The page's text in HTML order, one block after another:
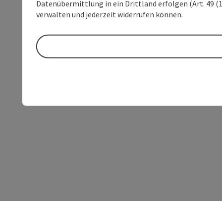
Datenübermittlung in ein Drittland erfolgen (Art. 49
verwalten und jederzeit widerrufen können.